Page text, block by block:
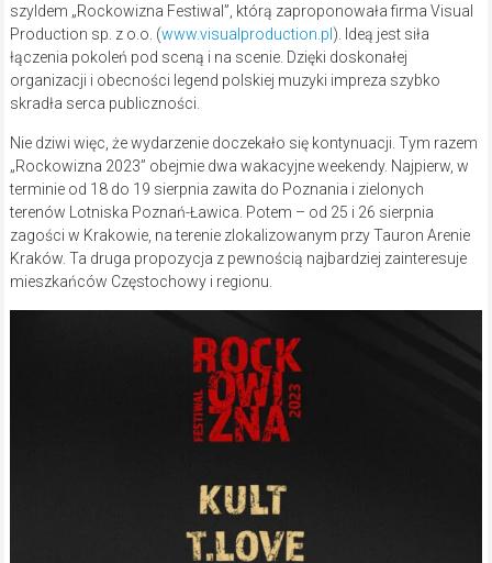
szyldem „Rockowizna Festiwal”, którą zaproponowała firma Visual
Production sp. z o.o. (www.visualproduction.pl ). Ideą jest siła
łączenia pokoleń pod sceną i na scenie. Dzięki doskonałej
organizacji i obecności legend polskiej muzyki impreza szybko
skradła serca publiczności.
Nie dziwi więc, że wydarzenie doczekało się kontynuacji. Tym razem
„Rockowizna 2023” obejmie dwa wakacyjne weekendy. Najpierw, w
terminie od 18 do 19 sierpnia zawita do Poznania i zielonych
terenów Lotniska Poznań-Ławica. Potem – od 25 i 26 sierpnia
zagości w Krakowie, na terenie zlokalizowanym przy Tauron Arenie
Kraków. Ta druga propozycja z pewnością najbardziej zainteresuje
mieszkańców Częstochowy i regionu.